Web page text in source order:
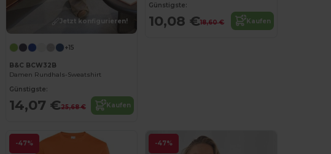
Jetzt konfigurieren!
+15
B&C BCW32B
Damen Rundhals-Sweatshirt
Günstigste:
14,07 €25,68 € Kaufen
Günstigste:
10,08 €18,60 € Kaufen
-47% -47%